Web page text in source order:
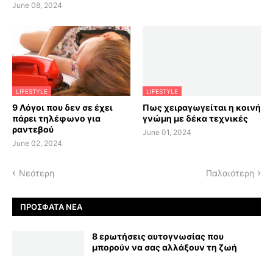
June 08, 2024
LIFESTYLE
9 Λόγοι που δεν σε έχει
πάρει τηλέφωνο για
ραντεβού
June 02, 2024
LIFESTYLE
Πως χειραγωγείται η κοινή
γνώμη με δέκα τεχνικές
June 01, 2024
Νεότερη Παλαιότερη
ΠΡΌΣΦΑΤΑ ΝΈΑ
8 ερωτήσεις αυτογνωσίας που
μπορούν να σας αλλάξουν τη ζωή